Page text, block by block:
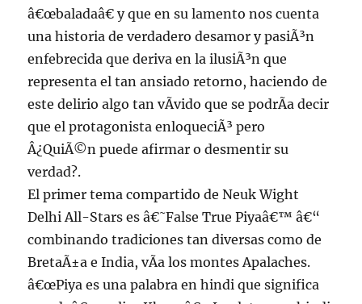
â€œbaladaâ€ y que en su lamento nos cuenta
una historia de verdadero desamor y pasiÃ³n
enfebrecida que deriva en la ilusiÃ³n que
representa el tan ansiado retorno, haciendo de
este delirio algo tan vÃ­vido que se podrÃ­a decir
que el protagonista enloqueciÃ³ pero
Â¿QuiÃ©n puede afirmar o desmentir su
verdad?.
El primer tema compartido de Neuk Wight
Delhi All-Stars es â€˜False True Piyaâ€™ â€“
combinando tradiciones tan diversas como de
BretaÃ±a e India, vÃ­a los montes Apalaches.
â€œPiya es una palabra en hindi que significa